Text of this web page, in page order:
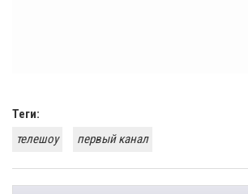
Теги:
телешоу
первый канал